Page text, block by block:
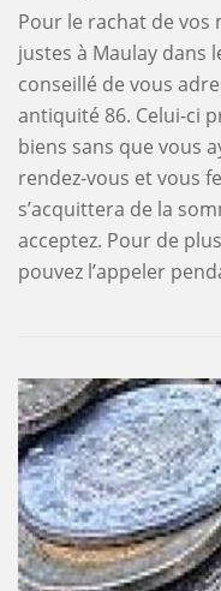
Pour le rachat de vos
justes à Maulay dans
conseillé de vous
antiquité 86. Celui-ci
biens sans que vous
rendez-vous et vous
s’acquittera de la
acceptez. Pour de
pouvez l’appeler